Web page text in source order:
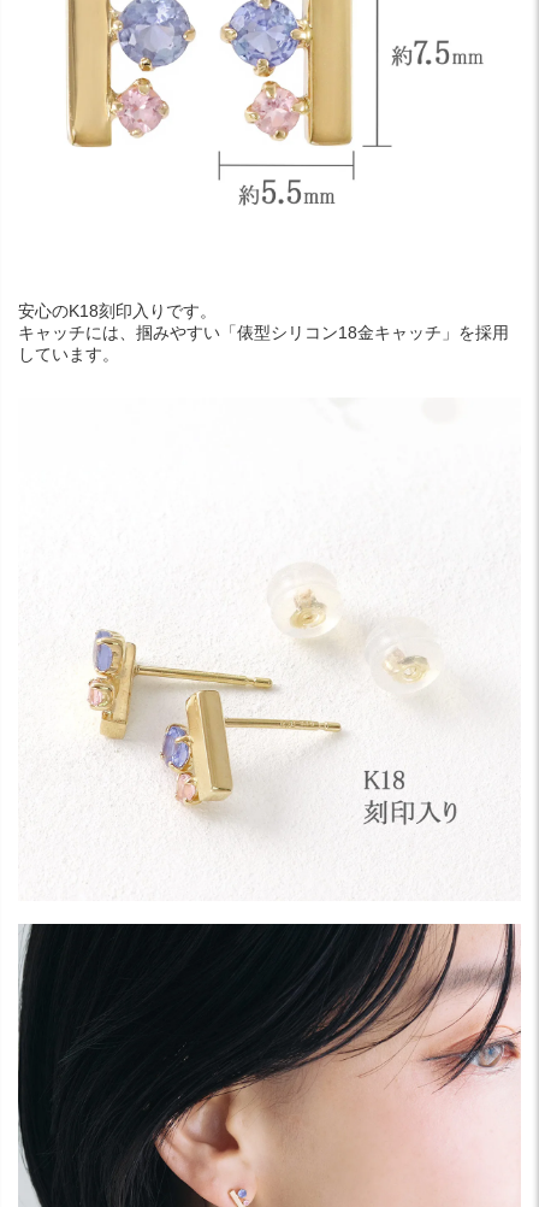
安心のK18刻印入りです。
キャッチには、掴みやすい「俵型シリコン18金キャッチ」を採用
しています。